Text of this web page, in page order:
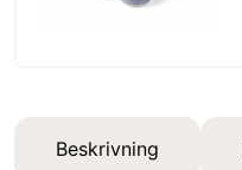
Beskrivning